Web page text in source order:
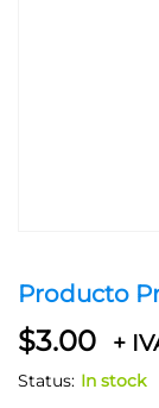
Producto
$3.00 +
Status: In stock